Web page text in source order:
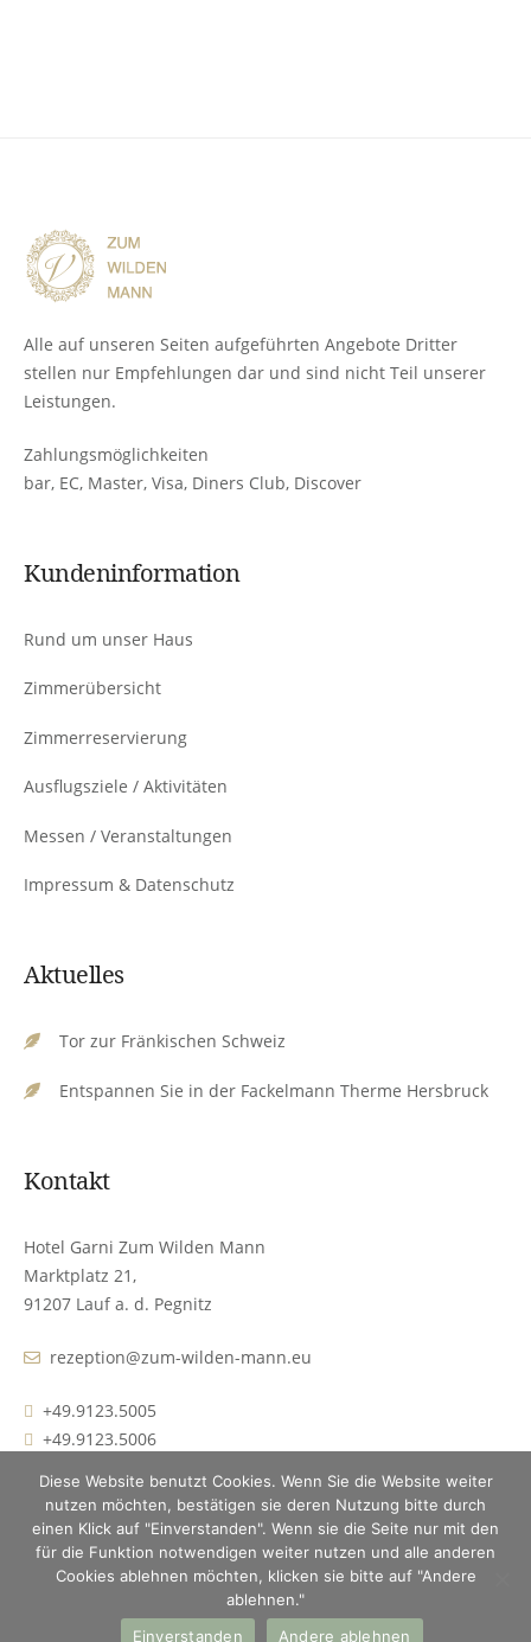
Alle auf unseren Seiten aufgeführten Angebote Dritter
stellen nur Empfehlungen dar und sind nicht Teil unserer
Leistungen.
Zahlungsmöglichkeiten
bar, EC, Master, Visa, Diners Club, Discover
Kundeninformation
Rund um unser Haus
Zimmerübersicht
Zimmerreservierung
Ausflugsziele / Aktivitäten
Messen / Veranstaltungen
Impressum & Datenschutz
Aktuelles
Tor zur Fränkischen Schweiz
Entspannen Sie in der Fackelmann Therme Hersbruck
Kontakt
Hotel Garni Zum Wilden Mann
Marktplatz 21,
91207 Lauf a. d. Pegnitz
rezeption@zum-wilden-mann.eu
+49.9123.5005
+49.9123.5006
Impressum | Datenschutz
Diese Website benutzt Cookies. Wenn Sie die Website weiter
nutzen möchten, bestätigen sie deren Nutzung bitte durch
einen Klick auf "Einverstanden". Wenn sie die Seite nur mit den
für die Funktion notwendigen weiter nutzen und alle anderen
Cookies ablehnen möchten, klicken sie bitte auf "Andere
ablehnen."
Einverstanden
Andere ablehnen